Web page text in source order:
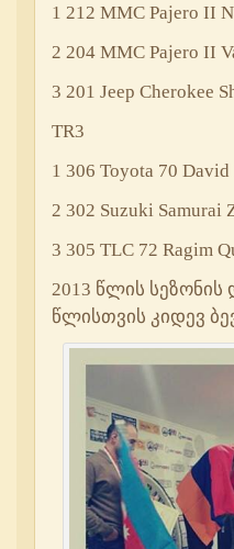
1 212 MMC Pajero II
2 204 MMC Pajero II
3 201 Jeep Cherokee
TR3
1 306 Toyota 70
2 302 Suzuki
3 305 TLC 72 Ragim
2013 წლის
წლისთვის კიდევ